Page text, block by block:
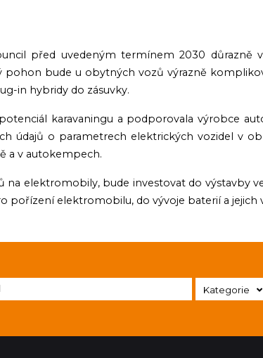
před uvedeným termínem 2030
pohon bude u obytných vozů výrazně
in hybridy do zásuvky.
karavaningu a podporovala výrobce
údajů o parametrech elektrických vozidel v
a v autokempech.
elektromobily, bude investovat do výstavby
pořízení elektromobilu, do vývoje baterií a jejich
Kategorie